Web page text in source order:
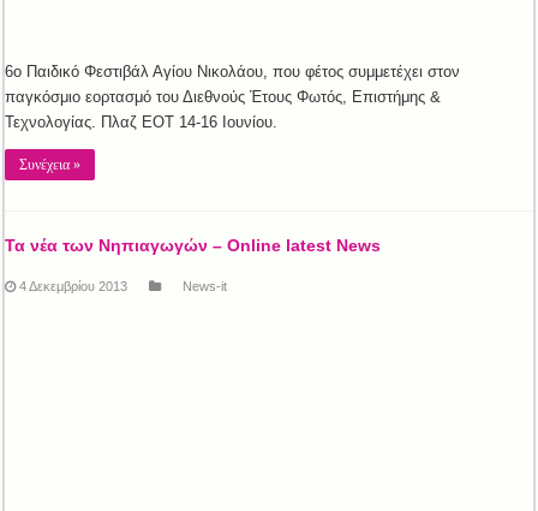
6ο Παιδικό Φεστιβάλ Αγίου Νικολάου, που φέτος συμμετέχει στον
παγκόσμιο εορτασμό του Διεθνούς Έτους Φωτός, Επιστήμης &
Τεχνολογίας. Πλαζ ΕΟΤ 14-16 Ιουνίου.
Συνέχεια »
Τα νέα των Νηπιαγωγών – Online latest News
4 Δεκεμβρίου 2013 News-it